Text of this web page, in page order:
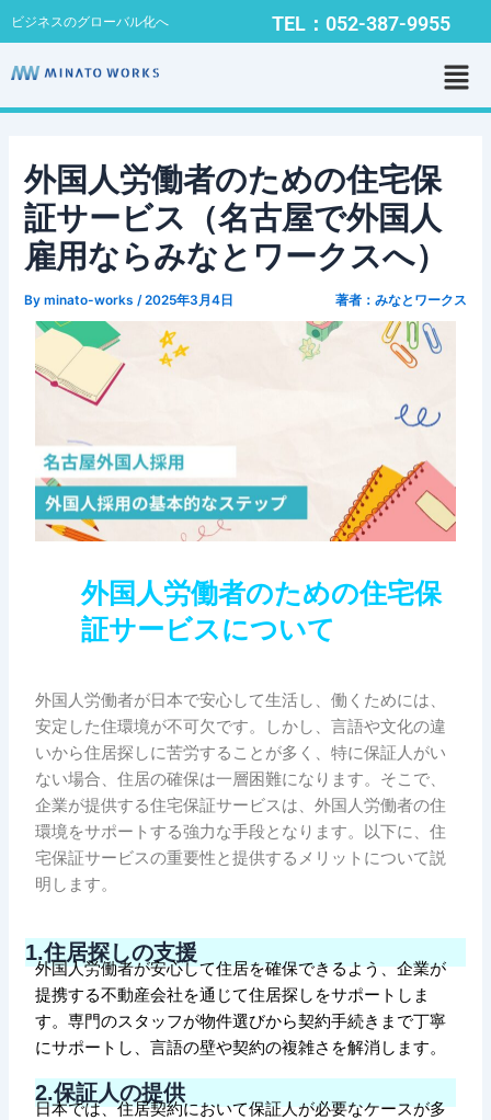
容
を
キ
ビジネスのグローバル化へ TEL：052-387-9955
メ
ニ
ュ
外国人労働者のための住宅保
証サービス（名古屋で外国人
雇用ならみなとワークスへ）
Byminato-works/2025年3月4日 著者：みなとワークス
外国人労働者のための住宅保
証サービスについて
外国人労働者が日本で安心して生活し、働くためには、
安定した住環境が不可欠です。しかし、言語や文化の違
いから住居探しに苦労することが多く、特に保証人がい
ない場合、住居の確保は一層困難になります。そこで、
企業が提供する住宅保証サービスは、外国人労働者の住
環境をサポートする強力な手段となります。以下に、住
宅保証サービスの重要性と提供するメリットについて説
明します。
1.住居探しの支援
外国人労働者が安心して住居を確保できるよう、企業が
提携する不動産会社を通じて住居探しをサポートしま
す。専門のスタッフが物件選びから契約手続きまで丁寧
にサポートし、言語の壁や契約の複雑さを解消します。
2.保証人の提供
日本では、住居契約において保証人が必要なケースが多
Post
navigation